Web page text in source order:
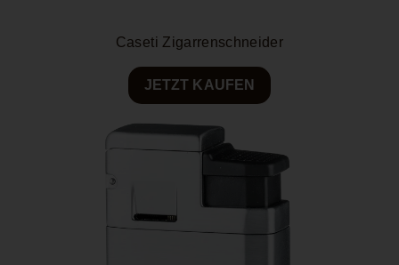
Caseti Zigarrenschneider
JETZT KAUFEN